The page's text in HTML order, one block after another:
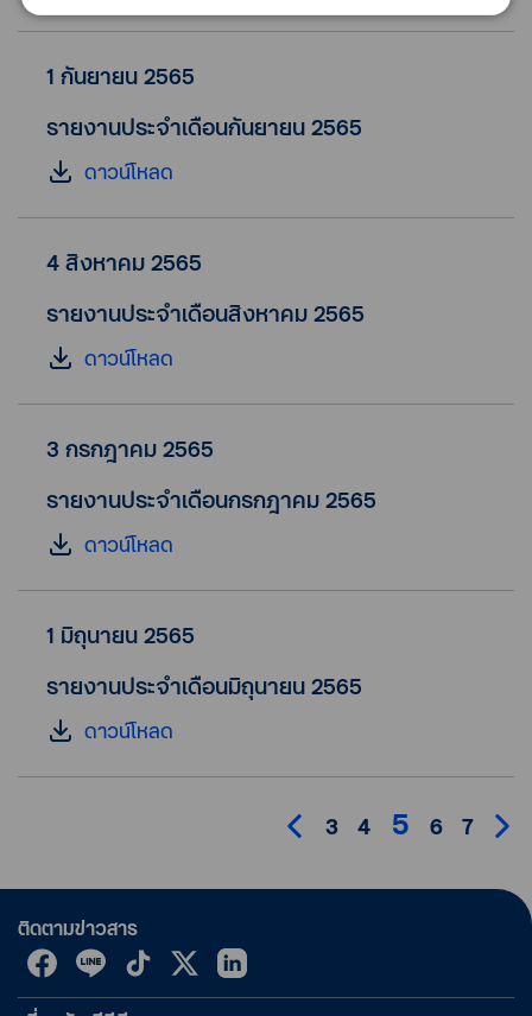
1 กันยายน 2565
รายงานประจำเดือนกันยายน 2565
ดาวน์โหลด
4 สิงหาคม 2565
รายงานประจำเดือนสิงหาคม 2565
ดาวน์โหลด
3 กรกฎาคม 2565
รายงานประจำเดือนกรกฎาคม 2565
ดาวน์โหลด
1 มิถุนายน 2565
รายงานประจำเดือนมิถุนายน 2565
ดาวน์โหลด
3 4 5 6 7
ติดตามข่าวสาร